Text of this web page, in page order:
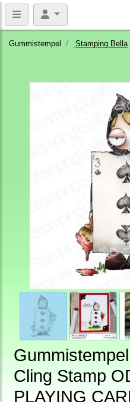
Gummistempel Stamping Bella
Cling Stamp
PLAYING